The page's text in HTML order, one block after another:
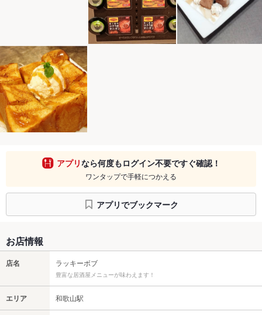
アプリなら何度もログイン不要ですぐ確認！
ワンタップで手軽につかえる
アプリでブックマーク
お店情報
店名 ラッキーボブ
豊富な居酒屋メニューが味わえます！
エリア 和歌山駅